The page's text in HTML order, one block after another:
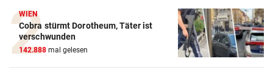
WIEN
Cobra stürmt Dorotheum, Täter ist
verschwunden
142.888 mal gelesen